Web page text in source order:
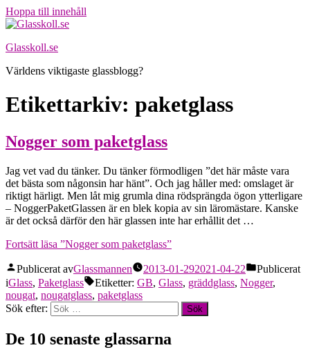
Hoppa till innehåll
Glasskoll.se
Världens viktigaste glassblogg?
Etikettarkiv: paketglass
Nogger som paketglass
Jag vet vad du tänker. Du tänker förmodligen ”det här måste vara
det bästa som någonsin har hänt”. Och jag håller med: omslaget är
riktigt härligt. Men låt mig grumla dina rödsprängda ögon ytterligare
– NoggerPaketGlassen är en blek kopia av sin läromästare. Kanske
är det också därför den här glassen inte har erhållit det …
Fortsätt läsa ”Nogger som paketglass”
Publicerat avGlassmannen 2013-01-292021-04-22
Publicerat
iGlass, Paketglass Etiketter: GB, Glass, gräddglass, Nogger,
nougat, nougatglass, paketglass
Sök efter:
De 10 senaste glassarna